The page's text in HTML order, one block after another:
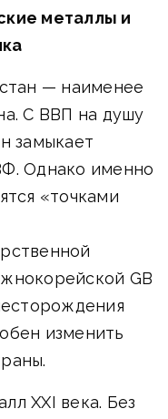
металлы и
— наименее
С ВВП на душу
замыкает
Однако именно
«точками
GB
изменить
XXI века. Без